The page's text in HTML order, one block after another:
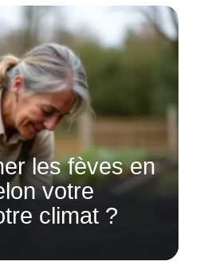
les fèves en
votre
climat ?